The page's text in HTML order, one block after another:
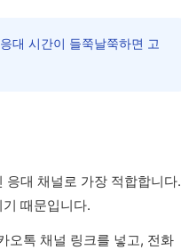
대 시간이 들쭉날쭉하면 고
대 채널로 가장 적합합니다.
때문입니다.
오톡 채널 링크를 넣고, 전화